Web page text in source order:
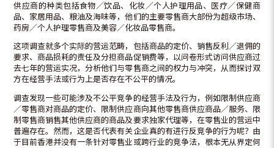
供应商的种类包括食物／饮品、化妆／个人护理用品、医疗／保健商
品、家居用品、粮油及海味等，他们的主要零售商大部份为超级市场、
药房／个人护理零售商及美容／化妆品零售商。
这项调查就多个实际的营运范畴，包括商品的定价、销售反利／退佣的
要求、商品损耗的责任及分担商品促销费等，以问卷形式访问供应商过
去七年的营运实况，分析他们与零售商之间的权力与冲突，从而探讨双
方在经营手法或行为上是否存在不公平的情况。
调查发现一些可能涉及不公平竞争的经营手法及行为，例如限制供应商
／零售商对商品的定价、限制供应商向其他零售商供应商品／服务、限
制零售商销售其他供应商的商品及要求独家代理等，在零售业的营运中
普遍存在。然而，这是否代表有关企业真的有进行反竞争的行为呢？由
于目前香港并没有一条针对零售业或跨行业的竞争法，根本无从界定何